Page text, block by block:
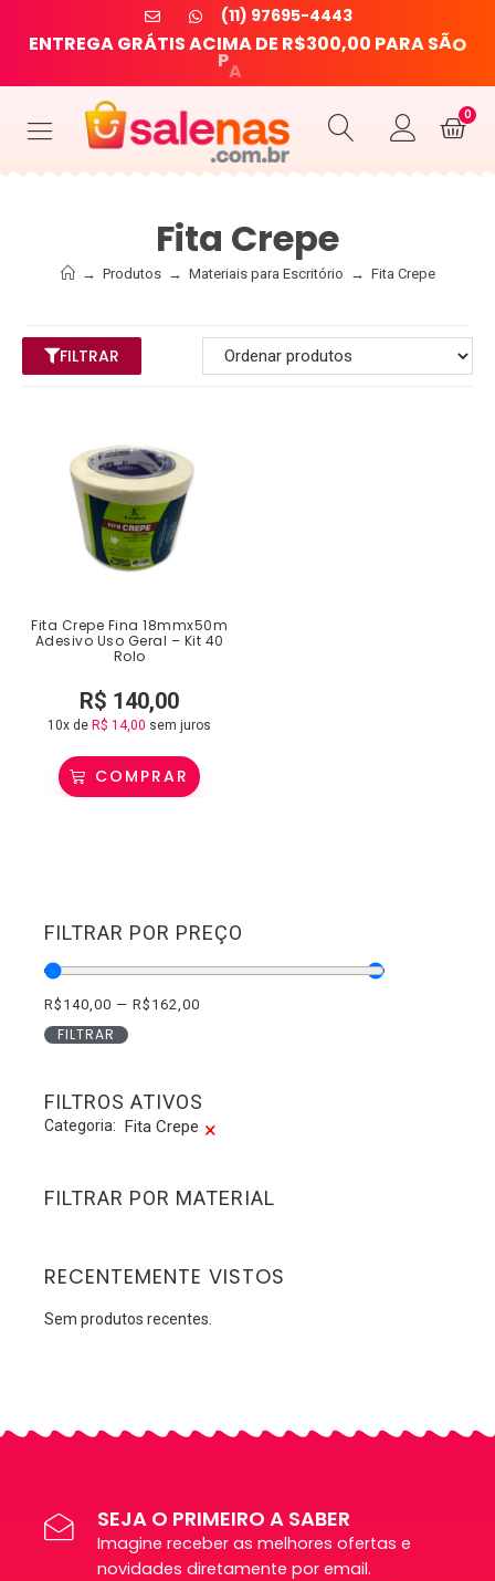
(11) 97695-4443
ENTREGAGRÁTISACIMADE R$300,00 PARASÃO
PA
O
0
Fita Crepe
→ Produtos → Materiais para Escritório → Fita Crepe
FILTRAR POR PREÇO
R$ 140,00 — R$ 162,00
FILTRAR
FILTROS ATIVOS
Categoria: Fita Crepe ×
FILTRAR POR MATERIAL
RECENTEMENTE VISTOS
Sem produtos recentes.
FILTRAR
Fita Crepe Fina 18mmx50m
Adesivo Uso Geral – Kit 40
Rolo
R$ 140,00
10x de R$ 14,00 sem juros
COMPRAR
SEJA O PRIMEIRO A SABER
Imagine receber as melhores ofertas e
novidades diretamente por email.